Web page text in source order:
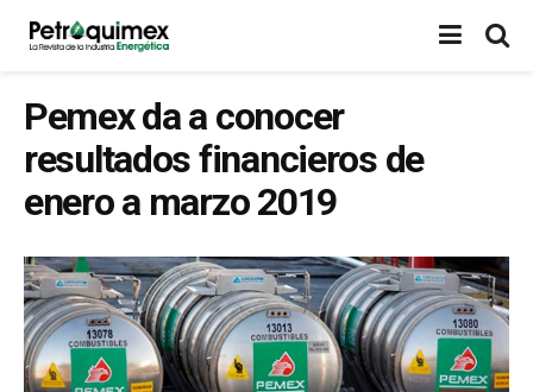
Pemex da a conocer
resultados financieros de
enero a marzo 2019